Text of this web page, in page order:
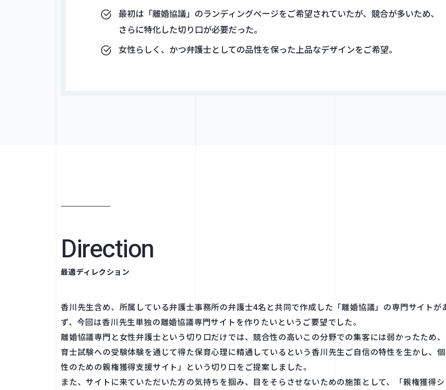
最初は「離婚協議」のランディングページをご希望されていたが、競合が多いため、
さらに特化した切り口が必要だった。
女性らしく、かつ弁護士としての品性を保った上品なデザインをご希望。
Direction
最適ディレクション
香川先生含め、所属している弁護士事務所の弁護士4名と共同で作成した「離婚協議」の専門サイト
ず、今回は香川先生単独の離婚協議専門サイトを作りたいというご要望でした。
離婚協議専門と女性弁護士という切り口だけでは、競合性の高いこの分野での集客には弱かったため
育士試験への受験体験を通じて得た保育心理に精通しているという香川先生ご自信の特性を生かし、
性のための親権獲得支援サイト」という切り口をご提案しました。
また、サイトに来ていただいた方の気持ちを掴み、目をそらさせないための施策として、「親権獲得